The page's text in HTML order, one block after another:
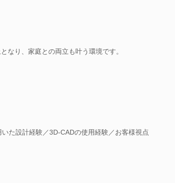
なり、家庭との両立も叶う環境です。
た設計経験／3D-CADの使用経験／お客様視点